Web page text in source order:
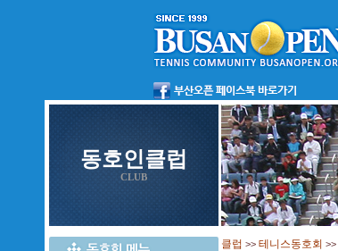
동호인클럽
CLUB
클럽 >> 테니스동호회 >>